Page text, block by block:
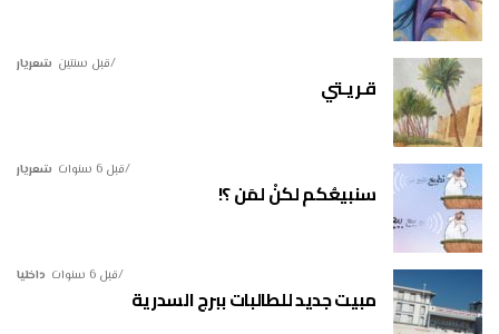
شعريار قبل سنتين
قـريـتي
شعريار قبل 6 سنوات
سنبيعُكم لكنْ لمَن ؟!
داخليا قبل 6 سنوات
مبيت جديد للطالبات ببرج السدرية